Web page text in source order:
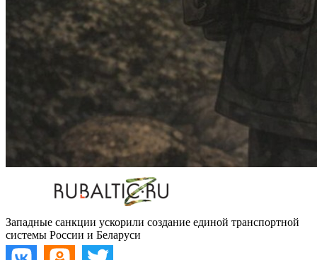
Западные санкции ускорили создание единой транспортной
системы России и Беларуси